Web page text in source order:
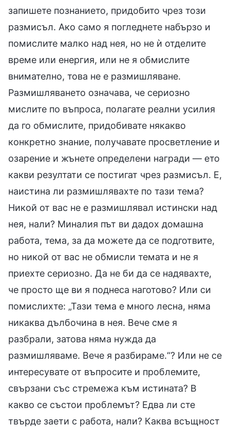
запишете познанието, придобито чрез този
размисъл. Ако само я погледнете набързо и
помислите малко над нея, но не ѝ отделите
време или енергия, или не я обмислите
внимателно, това не е размишляване.
Размишляването означава, че сериозно
мислите по въпроса, полагате реални усилия
да го обмислите, придобивате някакво
конкретно знание, получавате просветление и
озарение и жънете определени награди — ето
какви резултати се постигат чрез размисъл. Е,
наистина ли размишлявахте по тази тема?
Никой от вас не е размишлявал истински над
нея, нали? Миналия път ви дадох домашна
работа, тема, за да можете да се подготвите,
но никой от вас не обмисли темата и не я
приехте сериозно. Да не би да се надявахте,
че просто ще ви я поднеса наготово? Или си
помислихте: „Тази тема е много лесна, няма
никаква дълбочина в нея. Вече сме я
разбрали, затова няма нужда да
размишляваме. Вече я разбираме.“? Или не се
интересувате от въпросите и проблемите,
свързани със стремежа към истината? В
какво се състои проблемът? Едва ли сте
твърде заети с работа, нали? Каква всъщност